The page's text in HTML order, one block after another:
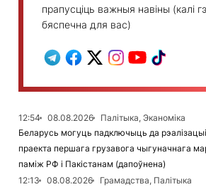
прапусціць важныя навіны (калі
бяспечна для вас)
12:54 08.08.2026
Палітыка, Эканоміка
Беларусь могуць падключыць да рэалізацыі
праекта першага грузавога чыгуначнага
паміж РФ і Пакістанам (дапоўнена)
12:13
08.08.2026
Грамадства, Палітыка